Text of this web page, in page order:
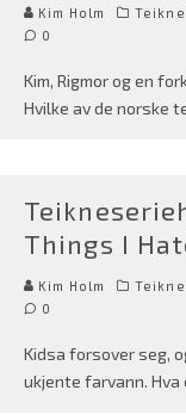
Kim Holm
0
Kim, Rigmor og en
Hvilke av de norske
Things I
Kim Holm
0
Kidsa forsover seg,
ukjente farvann. Hva